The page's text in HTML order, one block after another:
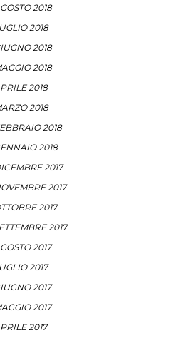
2018
2018
2018
2018
2018
2018
2018
2018
2017
2017
2017
2017
2017
2017
2017
2017
2017